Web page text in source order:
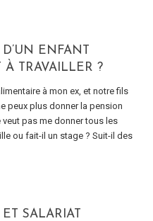
ENFANT
TRAVAILLER ?
à mon ex, et notre fils
peux plus donner la pension
veut pas me donner tous les
ou fait-il un stage ? Suit-il des
SALARIAT